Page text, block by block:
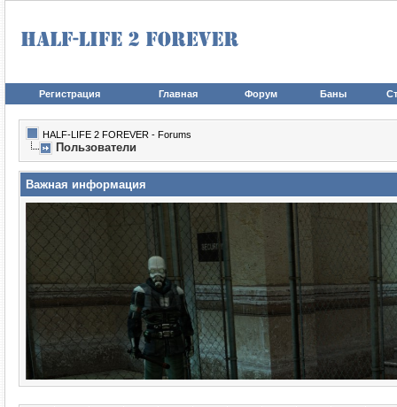
Регистрация Главная Форум Баны
HALF-LIFE 2 FOREVER - Forums
Пользователи
Важная информация